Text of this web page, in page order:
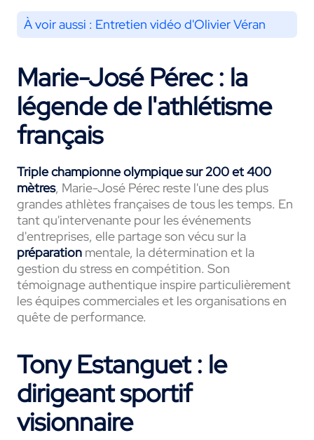
À voir aussi : Entretien vidéo d'Olivier Véran
Marie-José Pérec : la
légende de l'athlétisme
français
Triple championne olympique sur 200 et 400
mètres, Marie-José Pérec reste l'une des plus
grandes athlètes françaises de tous les temps. En
tant qu'intervenante pour les événements
d'entreprises, elle partage son vécu sur la
préparation mentale, la détermination et la
gestion du stress en compétition. Son
témoignage authentique inspire particulièrement
les équipes commerciales et les organisations en
quête de performance.
Tony Estanguet : le
dirigeant sportif
visionnaire